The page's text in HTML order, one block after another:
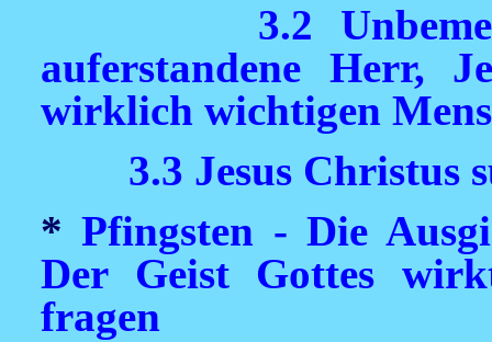
3.2
auferstandene Herr,
wirklich wichtigen
3.3 Jesus Christus
*Pfingsten - Die
Der Geist Gottes
fragen